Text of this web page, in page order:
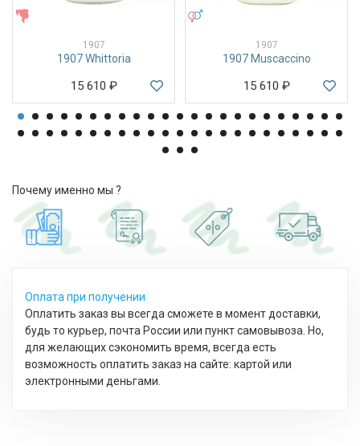
1907
1907 Whittoria
15 610 ₽
1907
1907 Muscaccino
15 610 ₽
Почему именно мы ?
Оплата при получении
Оплатить заказ вы всегда сможете в момент доставки,
будь то курьер, почта России или пункт самовывоза. Но,
для желающих сэкономить время, всегда есть
возможность оплатить заказ на сайте: картой или
электронными деньгами.